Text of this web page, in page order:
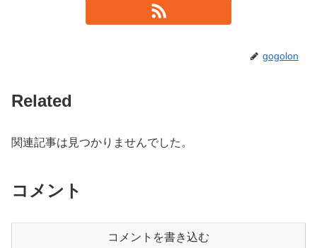
gogolon
Related
関連記事は見つかりませんでした。
コメント
コメントを書き込む